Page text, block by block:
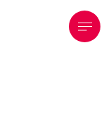
メニ